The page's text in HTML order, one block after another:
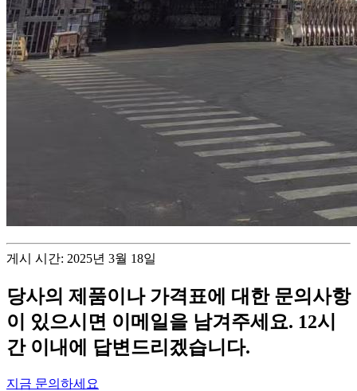
게시 시간: 2025년 3월 18일
당사의 제품이나 가격표에 대한 문의사항
이 있으시면 이메일을 남겨주세요. 12시
간 이내에 답변드리겠습니다.
지금 문의하세요